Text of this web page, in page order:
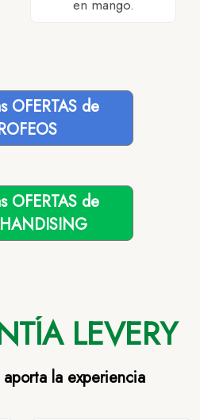
en mango.
OFERTAS de
OFERTAS de
LEVERY
la experiencia